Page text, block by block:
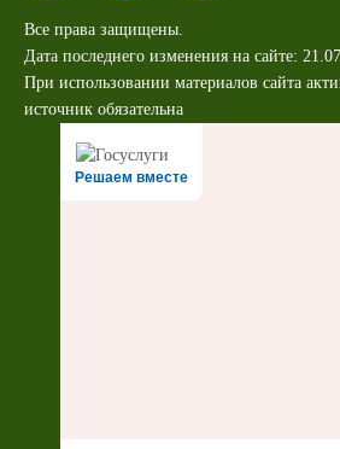
Все права защищены.
Дата последнего изменения на сайте:
При использовании материалов сайта
источник обязательна
Решаем вместе